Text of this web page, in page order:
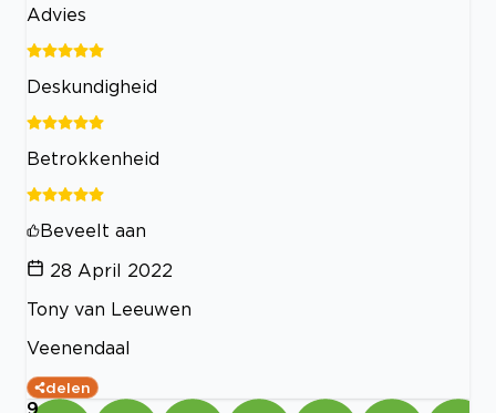
Advies
Deskundigheid
Betrokkenheid
Beveelt aan
28 April 2022
Tony van Leeuwen
Veenendaal
delen
9